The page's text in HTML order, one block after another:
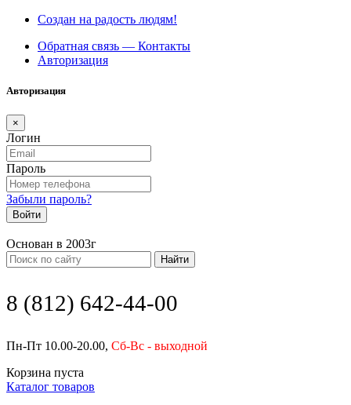
Создан на радость людям!
Обратная связь — Контакты
Авторизация
Авторизация
×
Логин
Пароль
Забыли пароль?
Войти
Основан в 2003г
Найти
8 (812) 642-44-00
Пн-Пт 10.00-20.00, Сб-Вс - выходной
Корзина пуста
Каталог товаров